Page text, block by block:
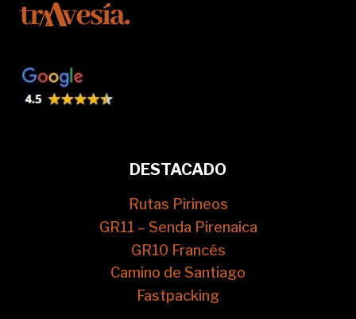
DESTACADO
Rutas Pirineos
GR11 – Senda Pirenaica
GR10 Francés
Camino de Santiago
Fastpacking